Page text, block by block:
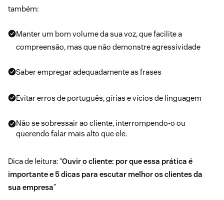
também:
Manter um bom volume da sua voz, que facilite a
compreensão, mas que não demonstre agressividade
Saber empregar adequadamente as frases
Evitar erros de português, gírias e vícios de linguagem
Não se sobressair ao cliente, interrompendo-o ou
querendo falar mais alto que ele.
Dica de leitura: “Ouvir o cliente: por que essa prática é
importante e 5 dicas para escutar melhor os clientes da
sua empresa”